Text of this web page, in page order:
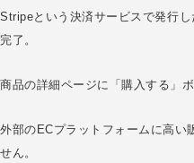
Stripeという決済サービスで発行
完了。
商品の詳細ページに「購入する」
外部のECプラットフォームに高い
せん。